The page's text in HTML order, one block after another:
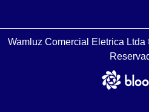
Wamluz Comercial Eletrica